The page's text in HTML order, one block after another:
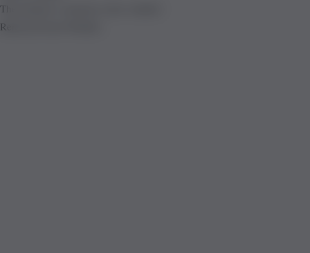
The product is already in the wishlist!
Removed from Wishlist